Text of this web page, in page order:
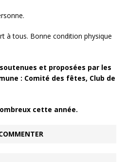
à tous. Bonne condition physique
et proposées par les
: Comité des fêtes, Club de
cette année.